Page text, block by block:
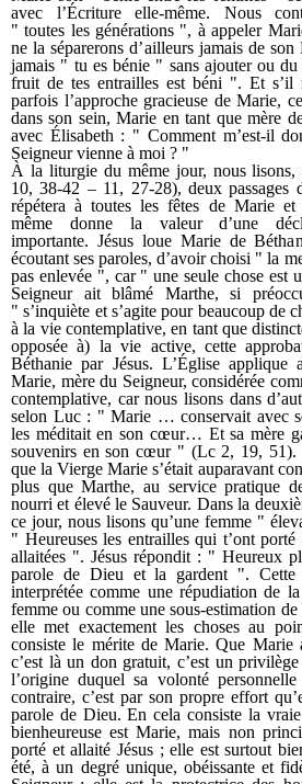
avec l’Écriture elle-même. Nous
" toutes les générations ", à appeler
ne la séparerons d’ailleurs jamais de
jamais " tu es bénie " sans ajouter ou
fruit de tes entrailles est béni ". Et s’il
parfois l’approche gracieuse de Marie,
dans son sein, Marie en tant que mère
avec Élisabeth : " Comment m’est-il
Seigneur vienne à moi ? "
À la liturgie du même jour, nous lisons,
10, 38-42 – 11, 27-28), deux passages
répétera à toutes les fêtes de Marie et
même donne la valeur d’une
importante. Jésus loue Marie de
écoutant ses paroles, d’avoir choisi " la
pas enlevée ", car " une seule chose est
Seigneur ait blâmé Marthe, si
" s’inquiète et s’agite pour beaucoup de
à la vie contemplative, en tant que
opposée à) la vie active, cette
Béthanie par Jésus. L’Église applique
Marie, mère du Seigneur, considérée
contemplative, car nous lisons dans
selon Luc : " Marie … conservait avec
les méditait en son cœur… Et sa mère
souvenirs en son cœur " (Lc 2, 19, 51).
que la Vierge Marie s’était auparavant
plus que Marthe, au service pratique
nourri et élevé le Sauveur. Dans la
ce jour, nous lisons qu’une femme "
" Heureuses les entrailles qui t’ont
allaitées ". Jésus répondit : " Heureux
parole de Dieu et la gardent ". Cette
interprétée comme une répudiation de
femme ou comme une sous-estimation
elle met exactement les choses au
consiste le mérite de Marie. Que Marie
c’est là un don gratuit, c’est un
l’origine duquel sa volonté
contraire, c’est par son propre effort
parole de Dieu. En cela consiste la
bienheureuse est Marie, mais non
porté et allaité Jésus ; elle est surtout
été, à un degré unique, obéissante et